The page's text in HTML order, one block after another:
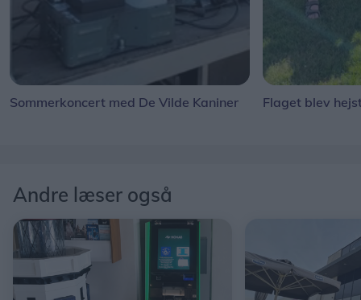
Sommerkoncert med De Vilde Kaniner Flaget blev
Andre læser også